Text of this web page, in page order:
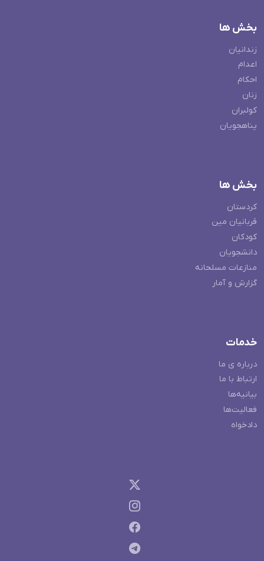
بخش ها
زندانیان
اعدام
احکام
زنان
کولبران
پناهجویان
بخش ها
کردستان
قربانیان مین
کودکان
دانشجویان
منازعات مسلحانه
گزارش و آمار
خدمات
درباره ی ما
ارتباط با ما
بیانیه‌ها
فعالیت‌ها
دادخواه